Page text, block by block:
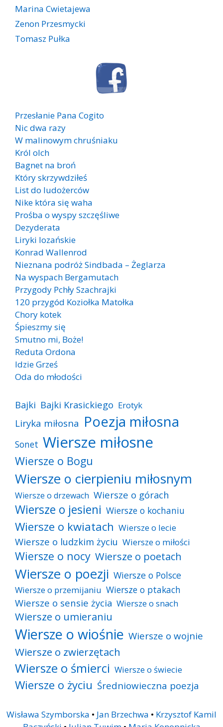
Marina Cwietajewa
Zenon Przesmycki
Tomasz Pułka
Przesłanie Pana Cogito
Nic dwa razy
W malinowym chruśniaku
Król olch
Bagnet na broń
Który skrzywdziłeś
List do ludożerców
Nike która się waha
Prośba o wyspy szczęśliwe
Dezyderata
Liryki lozańskie
Konrad Wallenrod
Nieznana podróż Sindbada – Żeglarza
Na wyspach Bergamutach
Przygody Pchły Szachrajki
120 przygód Koziołka Matołka
Chory kotek
Śpieszmy się
Smutno mi, Boże!
Reduta Ordona
Idzie Grześ
Oda do młodości
Bajki Bajki Krasickiego Erotyk
Liryka miłosna Poezja miłosna
Sonet Wiersze miłosne
Wiersze o Bogu
Wiersze o cierpieniu miłosnym
Wiersze o drzewach Wiersze o górach
Wiersze o jesieni Wiersze o kochaniu
Wiersze o kwiatach Wiersze o lecie
Wiersze o ludzkim życiu Wiersze o miłości
Wiersze o nocy Wiersze o poetach
Wiersze o poezji Wiersze o Polsce
Wiersze o przemijaniu Wiersze o ptakach
Wiersze o sensie życia Wiersze o snach
Wiersze o umieraniu
Wiersze o wiośnie Wiersze o wojnie
Wiersze o zwierzętach
Wiersze o śmierci Wiersze o świecie
Wiersze o życiu Średniowieczna poezja
Wisława Szymborska • Jan Brzechwa • Krzysztof Kamil